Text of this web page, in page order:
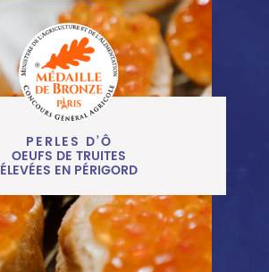
PERLES D’Ô
OEUFS DE TRUITES
ÉLEVÉES EN PÉRIGORD
PERLES D’Ô
OEUFS DE TRUITES
ÉLEVÉES EN PÉRIGORD